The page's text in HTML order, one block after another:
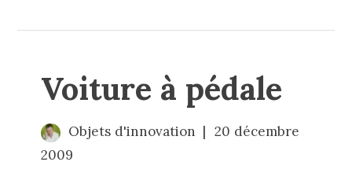
Voiture à pédale
Objets d'innovation
20 décembre
2009